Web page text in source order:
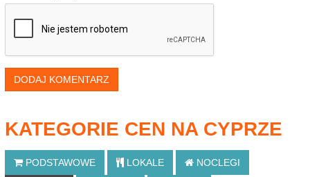
DODAJ KOMENTARZ
KATEGORIE CEN NA CYPRZE
PODSTAWOWE LOKALE NOCLEGI